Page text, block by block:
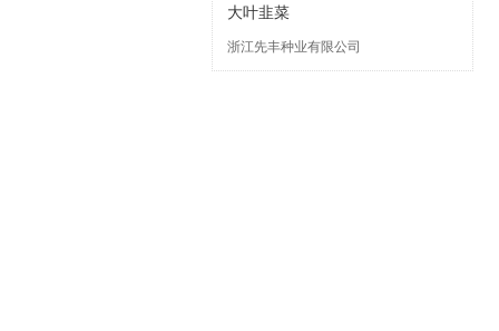
大叶韭菜
浙江先丰种业有限公司